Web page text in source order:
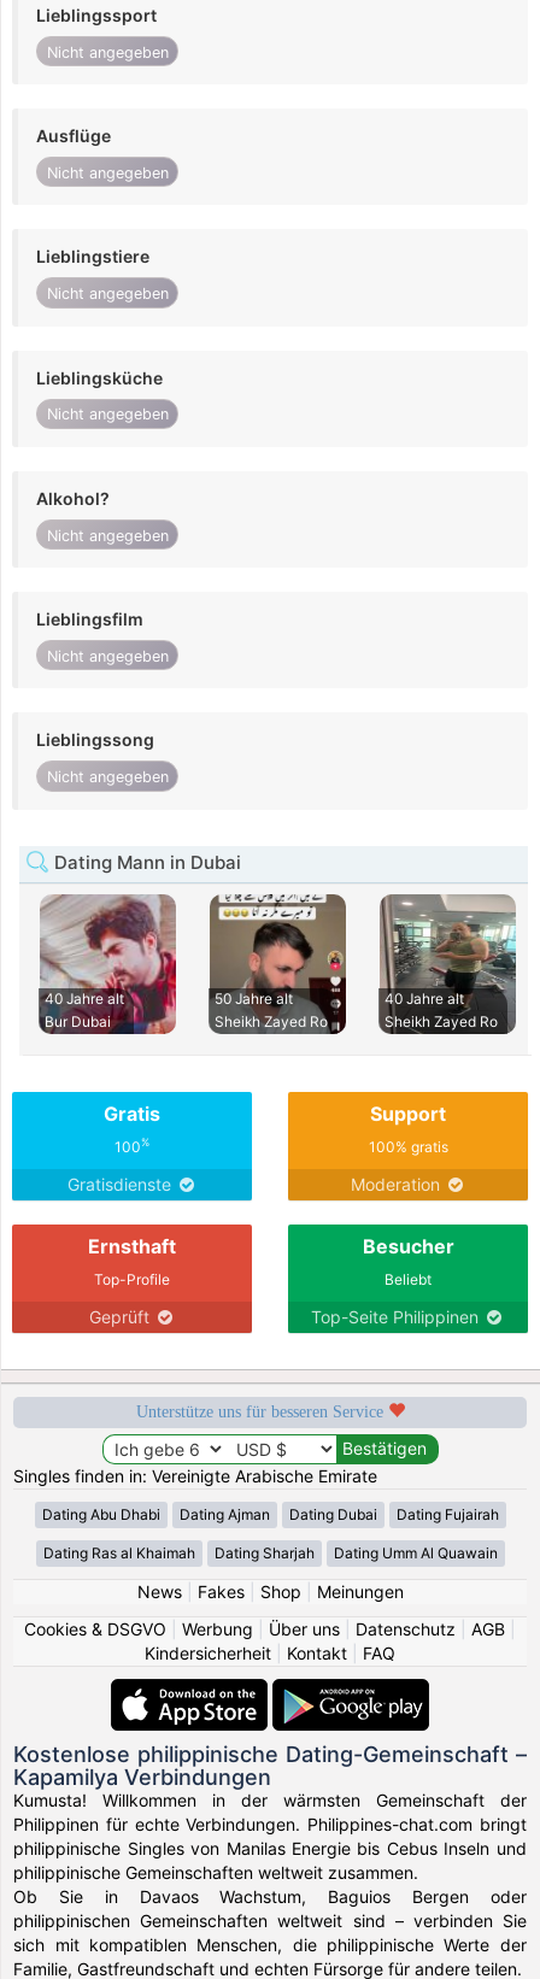
Lieblingssport
Nicht angegeben
Ausflüge
Nicht angegeben
Lieblingstiere
Nicht angegeben
Lieblingsküche
Nicht angegeben
Alkohol?
Nicht angegeben
Lieblingsfilm
Nicht angegeben
Lieblingssong
Nicht angegeben
Dating Mann in Dubai
40 Jahre alt
Bur Dubai
50 Jahre alt
Sheikh Zayed Ro
40 Jahre alt
Sheikh Zayed Ro
Gratis
100%
Gratisdienste
Support
100% gratis
Moderation
Ernsthaft
Top-Profile
Geprüft
Besucher
Beliebt
Top-Seite Philippinen
Unterstütze uns für besseren Service
Singles finden in: Vereinigte Arabische Emirate
Dating Abu Dhabi Dating Ajman Dating Dubai Dating Fujairah
Dating Ras al Khaimah Dating Sharjah Dating Umm Al Quawain
News| Fakes| Shop
Meinungen
Cookies & DSGVO
Werbung Über uns Datenschutz AGB
Kindersicherheit
Kontakt FAQ
Kostenlose philippinische Dating-Gemeinschaft –
Kapamilya Verbindungen
Kumusta! Willkommen in der wärmsten Gemeinschaft der
Philippinen für echte Verbindungen. Philippines-chat.com bringt
philippinische Singles von Manilas Energie bis Cebus Inseln und
philippinische Gemeinschaften weltweit zusammen.
Ob Sie in Davaos Wachstum, Baguios Bergen oder
philippinischen Gemeinschaften weltweit sind – verbinden Sie
sich mit kompatiblen Menschen, die philippinische Werte der
Familie, Gastfreundschaft und echten Fürsorge für andere teilen.